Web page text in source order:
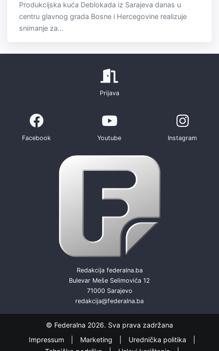
Produkcijska kuća Deblokada iz Sarajeva danas u
centru glavnog grada Bosne i Hercegovine realizuje
snimanje za...
Prijava
Facebook Youtube Instagram
Redakcija federalna.ba
Bulevar Meše Selimovića 12
71000 Sarajevo
redakcija@federalna.ba
© Federalna 2026. Sva prava zadržana
Impressum
Marketing
Urednička politika